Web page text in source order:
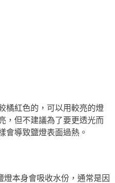
橘紅色的，可以用較亮的燈
，但不建議為了要更透光而
會導致鹽燈表面過熱。
本身會吸收水份，通常是因